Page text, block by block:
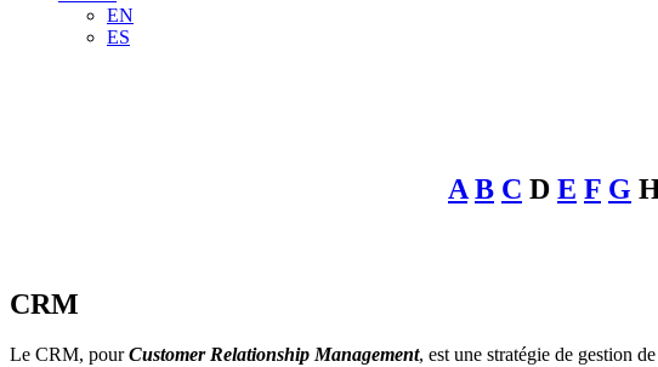
EN
ES
A B C D E F G
CRM
Le CRM, pourCustomer Relationship Management, est une stratégie de gestion